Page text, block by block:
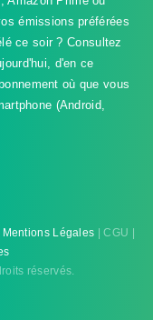
émissions préférées
ce soir ? Consultez
d'en ce
où que vous
(Android,
Mentions Légales | CGU |
réservés.
votre vie
le but de traiter